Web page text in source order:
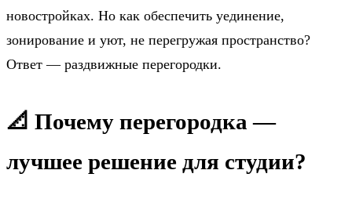
новостройках. Но как обеспечить уединение,
зонирование и уют, не перегружая пространство?
Ответ — раздвижные перегородки.
📐 Почему перегородка —
лучшее решение для студии?